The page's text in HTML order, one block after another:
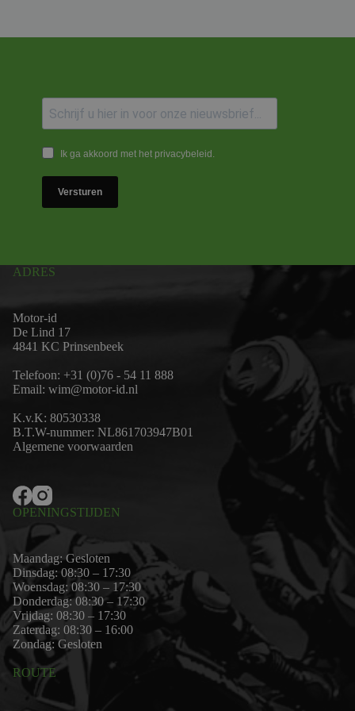
Ik ga akkoord met het privacybeleid.
Versturen
ADRES
Motor-id
De Lind 17
4841 KC Prinsenbeek
Telefoon: +31 (0)76 - 54 11 888
Email: wim@motor-id.nl
K.v.K: 80530338
B.T.W-nummer: NL861703947B01
Algemene voorwaarden
OPENINGSTIJDEN
Maandag: Gesloten
Dinsdag: 08:30 – 17:30
Woensdag: 08:30 – 17:30
Donderdag: 08:30 – 17:30
Vrijdag: 08:30 – 17:30
Zaterdag: 08:30 – 16:00
Zondag: Gesloten
ROUTE